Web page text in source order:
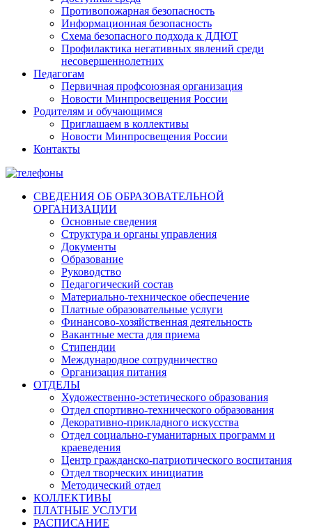
Противопожарная безопасность
Информационная безопасность
Схема безопасного подхода к ДДЮТ
Профилактика негативных явлений среди
несовершеннолетних
Педагогам
Первичная профсоюзная организация
Новости Минпросвещения России
Родителям и обучающимся
Приглашаем в коллективы
Новости Минпросвещения России
Контакты
СВЕДЕНИЯ ОБ ОБРАЗОВАТЕЛЬНОЙ
ОРГАНИЗАЦИИ
Основные сведения
Структура и органы управления
Документы
Образование
Руководство
Педагогический состав
Материально-техническое обеспечение
Платные образовательные услуги
Финансово-хозяйственная деятельность
Вакантные места для приема
Стипендии
Международное сотрудничество
Организация питания
ОТДЕЛЫ
Художественно-эстетического образования
Отдел спортивно-технического образования
Декоративно-прикладного искусства
Отдел социально-гуманитарных программ и
краеведения
Центр гражданско-патриотического воспитания
Отдел творческих инициатив
Методический отдел
КОЛЛЕКТИВЫ
ПЛАТНЫЕ УСЛУГИ
РАСПИСАНИЕ